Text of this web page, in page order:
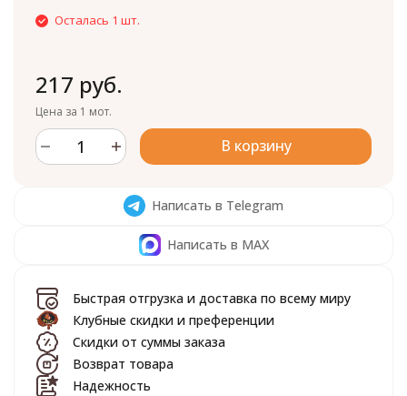
Осталась 1 шт.
217 руб.
Цена за 1 мот.
В корзину
Написать в Telegram
Написать в MAX
Быстрая отгрузка и доставка по всему миру
Клубные скидки и преференции
Скидки от суммы заказа
Возврат товара
Надежность